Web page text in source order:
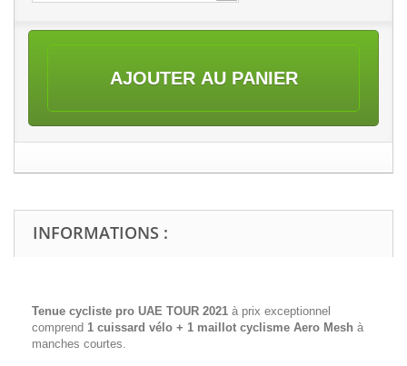
AJOUTER AU PANIER
INFORMATIONS :
Tenue cycliste pro UAE TOUR 2021 à prix exceptionnel
comprend 1 cuissard vélo + 1 maillot cyclisme Aero Mesh à
manches courtes.